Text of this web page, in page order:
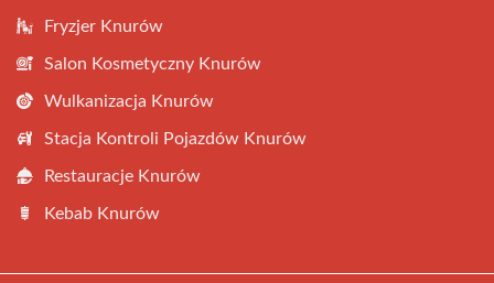
Fryzjer Knurów
Salon Kosmetyczny Knurów
Wulkanizacja Knurów
Stacja Kontroli Pojazdów Knurów
Restauracje Knurów
Kebab Knurów